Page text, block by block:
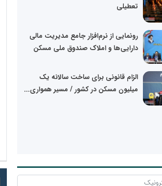
تعطیلی
رونمایی از نرم‌افزار جامع مدیریت مالی
دارایی‌ها و املاک صندوق ملی مسکن
الزام قانونی برای ساخت سالانه یک
میلیون مسکن در کشور / مسیر همواری...